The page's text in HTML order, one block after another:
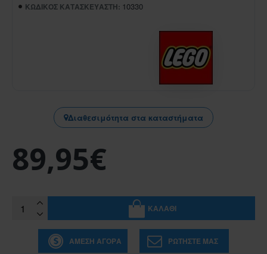
ΚΩΔΙΚΌΣ ΚΑΤΑΣΚΕΥΑΣΤΉ: 10330
Διαθεσιμότητα στα καταστήματα
89,95€
ΚΑΛΆΘΙ
ΆΜΕΣΗ ΑΓΟΡΆ ΡΩΤΉΣΤΕ ΜΑΣ